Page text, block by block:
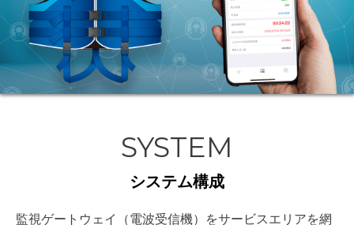
SYSTEM
システム構成
監視ゲートウェイ（電波受信機）をサービスエリアを網